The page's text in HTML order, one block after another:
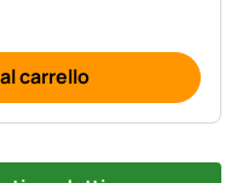
carrello